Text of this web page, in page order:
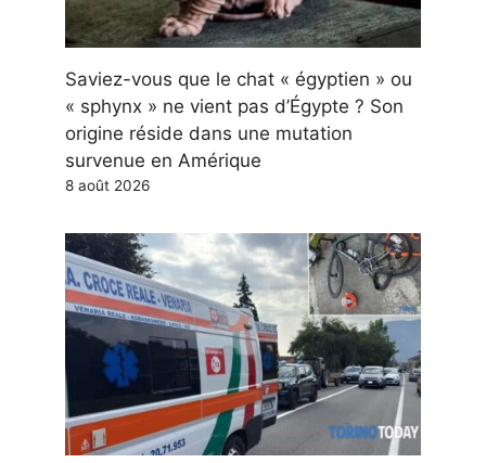
Saviez-vous que le chat « égyptien » ou
« sphynx » ne vient pas d’Égypte ? Son
origine réside dans une mutation
survenue en Amérique
8 août 2026